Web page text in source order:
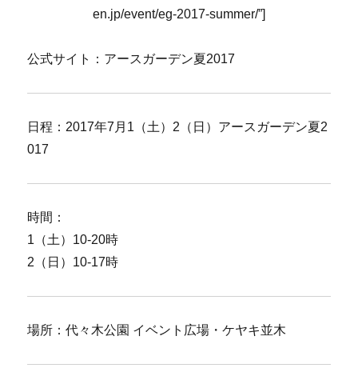
en.jp/event/eg-2017-summer/”]
公式サイト：アースガーデン夏2017
日程：2017年7月1（土）2（日）アースガーデン夏2
017
時間：
1（土）10-20時
2（日）10-17時
場所：代々木公園 イベント広場・ケヤキ並木